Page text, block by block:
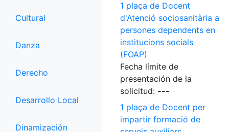
Cultural
Danza
Derecho
Desarrollo Local
Dinamización
1 plaça de Docent
d'Atenció sociosanitària a
persones dependents en
institucions socials
(FOAP)
Fecha límite de
presentación de la
solicitud: ---
1 plaça de Docent per
impartir formació de